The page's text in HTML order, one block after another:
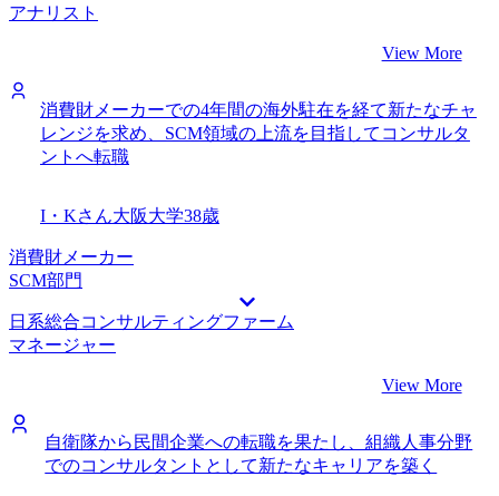
アナリスト
View More
消費財メーカーでの4年間の海外駐在を経て新たなチャ
レンジを求め、SCM領域の上流を目指してコンサルタ
ントへ転職
I・Kさん大阪大学38歳
消費財メーカー
SCM部門
日系総合コンサルティングファーム
マネージャー
View More
自衛隊から民間企業への転職を果たし、組織人事分野
でのコンサルタントとして新たなキャリアを築く